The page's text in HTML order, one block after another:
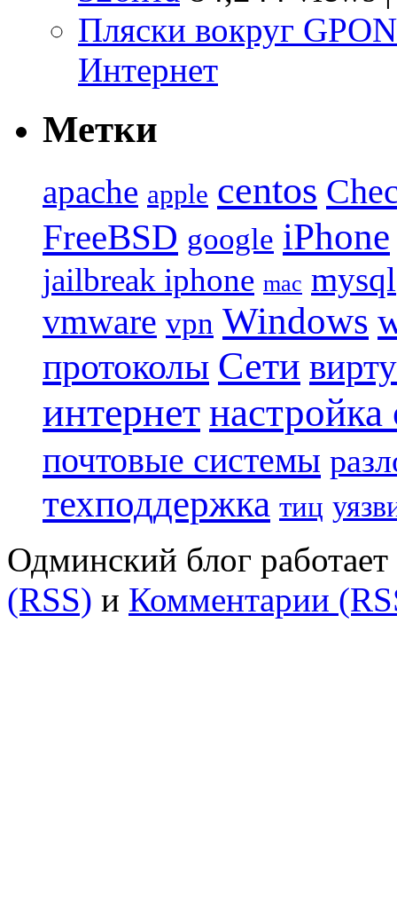
Пляски вокруг
Интернет
Метки
apache apple centos
FreeBSD google iPhone
jailbreak iphone mac mysql
vmware vpn Windows
протоколы Сети
интернет
почтовые системы
техподдержка тиц
Одминский блог
(RSS) и Комментарии